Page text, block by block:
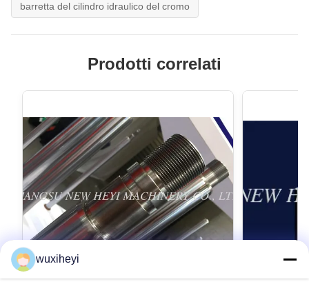
barretta del cilindro idraulico del cromo
Prodotti correlati
wuxiheyi